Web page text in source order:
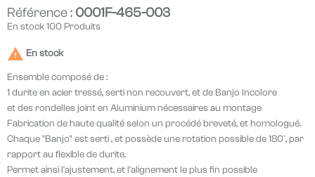
Référence : 0001F-465-003
En stock100 Produits
 En stock
Ensemble composé de :
1 durite en acier tressé, serti non recouvert, et de Banjo Incolore
et des rondelles joint en Aluminium nécessaires au montage
Fabrication de haute qualité selon un procédé breveté, et homologué.
Chaque "Banjo" est serti , et possède une rotation possible de 180°, par
rapport au flexible de durite.
Permet ainsi l'ajustement, et l'alignement le plus fin possible